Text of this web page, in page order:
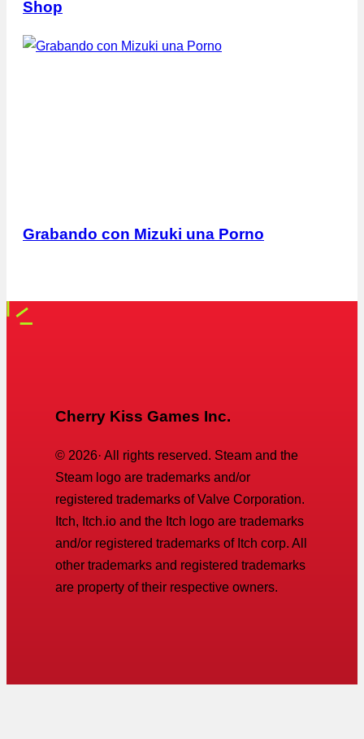
Shop
Grabando con Mizuki una Porno
Cherry Kiss Games Inc.
© 2026· All rights reserved. Steam and the
Steam logo are trademarks and/or
registered trademarks of Valve Corporation.
Itch, Itch.io and the Itch logo are trademarks
and/or registered trademarks of Itch corp. All
other trademarks and registered trademarks
are property of their respective owners.